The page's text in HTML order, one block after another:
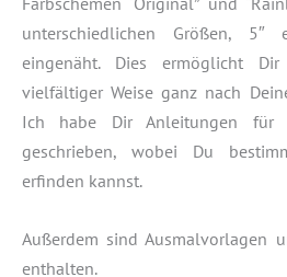
unterschiedlichen Größen,
eingenäht. Dies ermöglicht
vielfältiger Weise ganz nach
Ich habe Dir Anleitungen für
geschrieben, wobei Du
erfinden kannst.
Außerdem sind Ausmalvorlagen
enthalten.